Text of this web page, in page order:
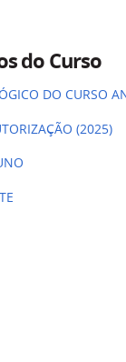
do Curso
DO CURSO
(2025)